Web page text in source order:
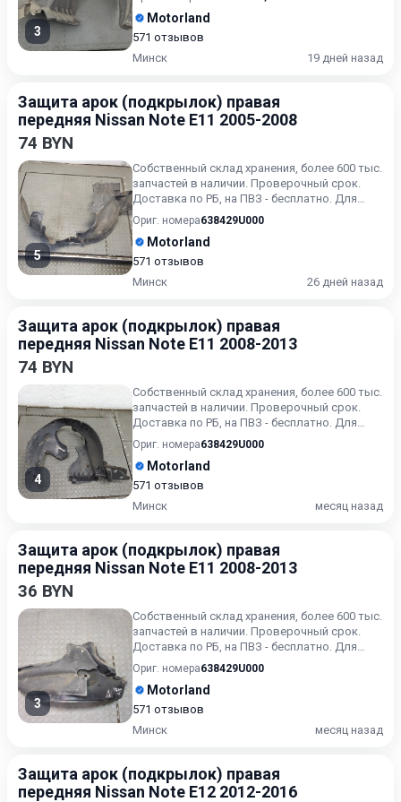
3
Motorland
571 отзывов
Минск
19 дней назад
Защита арок (подкрылок) правая
передняя Nissan Note E11 2005-2008
74 BYN
5
Собственный склад хранения, более 600 тыс.
запчастей в наличии. Проверочный срок.
Доставка по РБ, на ПВЗ - бесплатно. Для
получения актуальн...
Ориг. номера638429U000
Motorland
571 отзывов
Минск
26 дней назад
Защита арок (подкрылок) правая
передняя Nissan Note E11 2008-2013
74 BYN
4
Собственный склад хранения, более 600 тыс.
запчастей в наличии. Проверочный срок.
Доставка по РБ, на ПВЗ - бесплатно. Для
получения актуальн...
Ориг. номера638429U000
Motorland
571 отзывов
Минск
месяц назад
Защита арок (подкрылок) правая
передняя Nissan Note E11 2008-2013
36 BYN
3
Собственный склад хранения, более 600 тыс.
запчастей в наличии. Проверочный срок.
Доставка по РБ, на ПВЗ - бесплатно. Для
получения актуальн...
Ориг. номера638429U000
Motorland
571 отзывов
Минск
месяц назад
Защита арок (подкрылок) правая
передняя Nissan Note E12 2012-2016